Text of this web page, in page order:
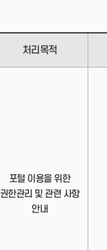
처리목적
포털 이용을 위한
권한관리 및 관련 사항
안내